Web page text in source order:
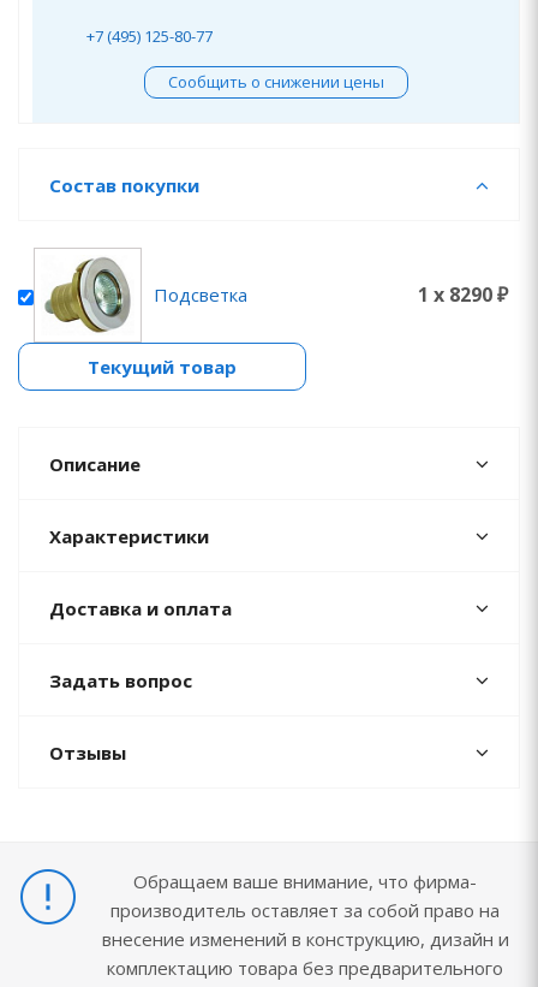
+7 (495) 125-80-77
Сообщить о снижении цены
Состав покупки
Подсветка 1 x 8290 ₽
Текущий товар
Описание
Характеристики
Доставка и оплата
Задать вопрос
Отзывы
Обращаем ваше внимание, что фирма-
производитель оставляет за собой право на
внесение изменений в конструкцию, дизайн и
комплектацию товара без предварительного